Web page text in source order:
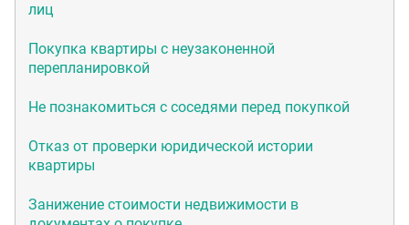
лиц
Покупка квартиры с неузаконенной
перепланировкой
Не познакомиться с соседями перед покупкой
Отказ от проверки юридической истории
квартиры
Занижение стоимости недвижимости в